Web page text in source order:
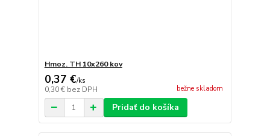
Hmoz. TH 10x260 kov
0,37 €/ks
0,30 € bez DPH bežne skladom
Pridať do košíka